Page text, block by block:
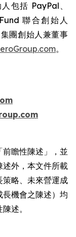
包括 PayPal、
聯合創始人
團創始人兼董事
。
瞻性陳述」，並
外，本文件所載
策略、未來營運成
機會之陳述）均
述。